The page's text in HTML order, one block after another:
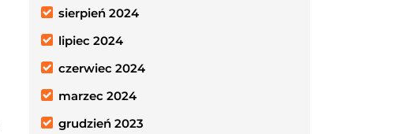
sierpień 2024
lipiec 2024
czerwiec 2024
marzec 2024
grudzień 2023